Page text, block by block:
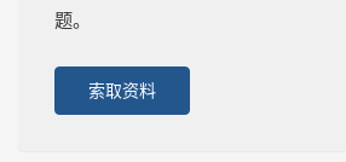
题。
索取资料